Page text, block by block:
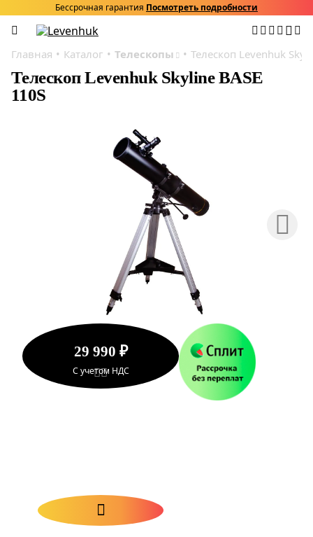
Бессрочная гарантия Посмотреть подробности
Главная Каталог Телескопы Телескоп Levenhuk
Телескоп Levenhuk Skyline BASE
110S
29 990 ₽
С учетом НДС